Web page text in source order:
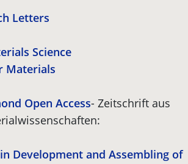
Letters
Science
Materials
Open Access- Zeitschrift aus
Development and Assembling of